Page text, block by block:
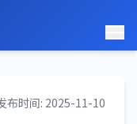
布时间: 2025-11-10